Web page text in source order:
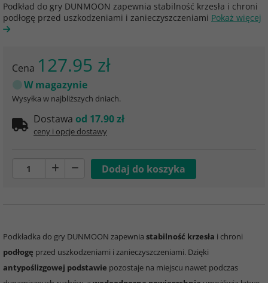
Podkład do gry DUNMOON zapewnia stabilność krzesła i chroni
podłogę przed uszkodzeniami i zanieczyszczeniami Pokaż więcej
Cena 127.95 zł
W magazynie
Wysyłka w najbliższych dniach.
Dostawa od 17.90 zł
ceny i opcje dostawy
Podkładka do gry DUNMOON zapewnia stabilność krzesła i chroni
podłogę przed uszkodzeniami i zanieczyszczeniami. Dzięki
antypoślizgowej podstawie pozostaje na miejscu nawet podczas